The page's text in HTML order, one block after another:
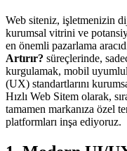
Web siteniz, işletmenizin
kurumsal vitrini ve
en önemli pazarlama
Artırır? süreçlerinde,
kurgulamak, mobil
(UX) standartlarını
Hızlı Web Sitem olarak,
tamamen markanıza özel
platformları inşa ediyoruz.